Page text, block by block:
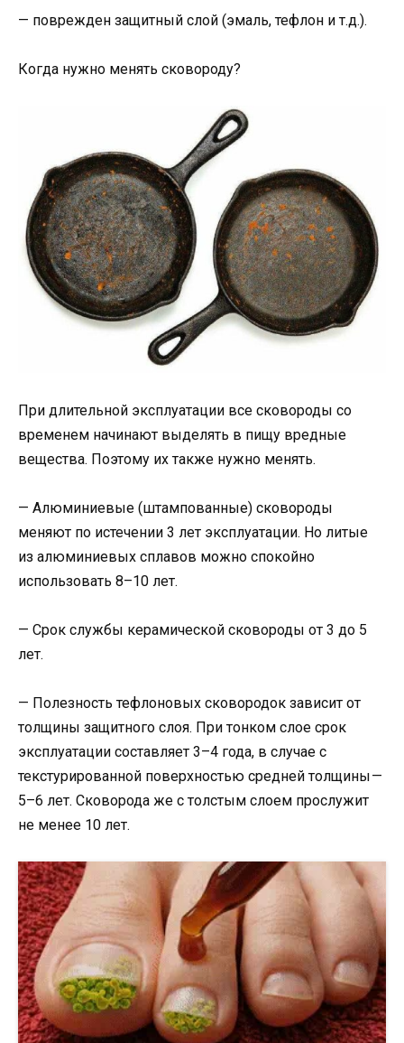
— поврежден защитный слой (эмаль, тефлон и т.д.).
Когда нужно менять сковороду?
При длительной эксплуатации все сковороды со
временем начинают выделять в пищу вредные
вещества. Поэтому их также нужно менять.
— Алюминиевые (штампованные) сковороды
меняют по истечении 3 лет эксплуатации. Но литые
из алюминиевых сплавов можно спокойно
использовать 8–10 лет.
— Срок службы керамической сковороды от 3 до 5
лет.
— Полезность тефлоновых сковородок зависит от
толщины защитного слоя. При тонком слое срок
эксплуатации составляет 3–4 года, в случае с
текстурированной поверхностью средней толщины —
5–6 лет. Сковорода же с толстым слоем прослужит
не менее 10 лет.